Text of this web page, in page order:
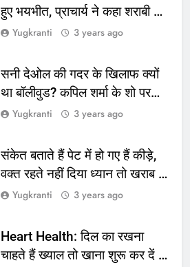
हुए भयभीत, प्राचार्य ने कहा शराबी ने
उड़ाई अफवाह
Yugkranti 3 years ago
सनी देओल की गदर के खिलाफ क्यों
था बॉलीवुड? कपिल शर्मा के शो पर
सामने आई सच्चाई
Yugkranti 3 years ago
संकेत बताते हैं पेट में हो गए हैं कीड़े,
वक्त रहते नहीं दिया ध्यान तो खराब हो
जाएगी हालत
Yugkranti 3 years ago
Heart Health: दिल का रखना
चाहते हैं ख्याल तो खाना शुरू कर दें ये